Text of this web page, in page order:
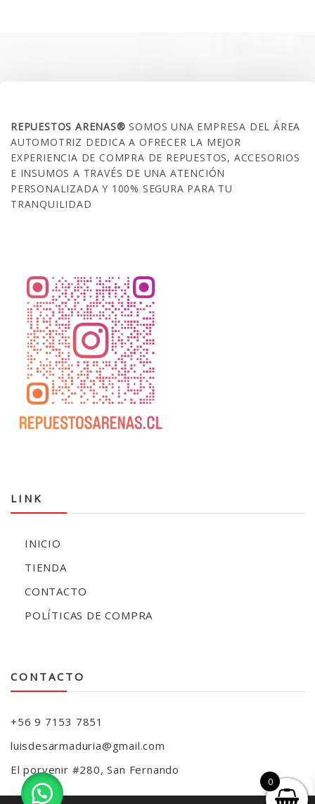
REPUESTOS ARENAS®SOMOS UNA EMPRESA DEL ÁREA
AUTOMOTRIZ DEDICA A OFRECER LA MEJOR
EXPERIENCIA DE COMPRA DE REPUESTOS, ACCESORIOS
E INSUMOS A TRAVÉS DE UNA ATENCIÓN
PERSONALIZADA Y 100% SEGURA PARA TU
TRANQUILIDAD
LINK
INICIO
TIENDA
CONTACTO
POLÍTICAS DE COMPRA
CONTACTO
+56 9 7153 7851
luisdesarmaduria@gmail.com
El porvenir #280, San Fernando
0